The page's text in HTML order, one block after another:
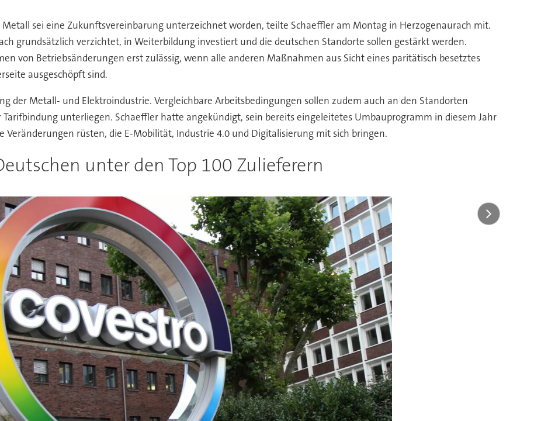
sei eine Zukunftsvereinbarung unterzeichnet worden, teilte Schaeffler am Montag in Herzogenaurach mit.
grundsätzlich verzichtet, in Weiterbildung investiert und die deutschen Standorte sollen gestärkt werden.
von Betriebsänderungen erst zulässig, wenn alle anderen Maßnahmen aus Sicht eines paritätisch besetztes
ausgeschöpft sind.
der Metall- und Elektroindustrie. Vergleichbare Arbeitsbedingungen sollen zudem auch an den Standorten
unterliegen. Schaeffler hatte angekündigt, sein bereits eingeleitetes Umbauprogramm in diesem Jahr
Veränderungen rüsten, die E-Mobilität, Industrie 4.0 und Digitalisierung mit sich bringen.
unter den Top 100 Zulieferern